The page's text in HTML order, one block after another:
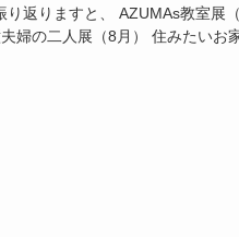
返りますと、 AZUMAs教室展
婦の二人展（8月） 住みたいお